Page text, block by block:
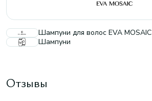
Шампуни для волос EVA MOSAIC
Шампуни
Отзывы